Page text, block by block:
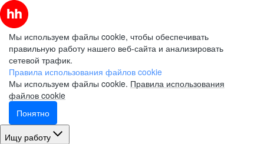
Мы используем файлы cookie, чтобы обеспечивать
правильную работу нашего веб-сайта и анализировать
сетевой трафик.
Правила использования файлов cookie
Мы используем файлы cookie. Правила использования
файлов cookie
Понятно
Ищу работу